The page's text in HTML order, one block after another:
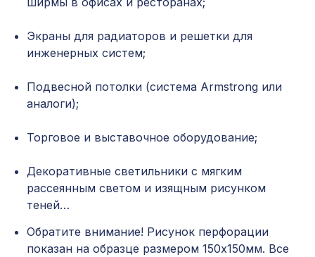
Перфорированная панель АЖУР,
Натуральные обои Cosca Лино
Индиа, 0,91 x 5,5 м
Натуральные обои Cosca Traditional
1000х680мм, ХДФ, белая
Prints L5040, 0,91 x 6,2 м
4763 ₽
Экраны для радиаторов и решетки для
инженерных систем;
Подвесной потолки (система Armstrong или
аналоги);
Торговое и выставочное оборудование;
Декоративные светильники с мягким
рассеянным светом и изящным рисунком
теней…
Обратите внимание! Рисунок перфорации
показан на образце размером 150х150мм. Все